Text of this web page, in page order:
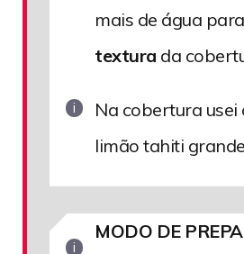
mais de água para
textura da
Na cobertura usei
limão tahiti
MODO DE